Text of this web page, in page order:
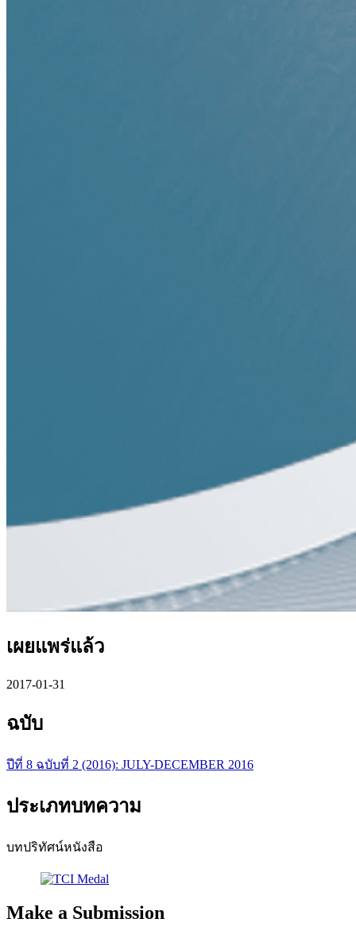
เผยแพร่แล้ว
2017-01-31
ฉบับ
ปีที่ 8 ฉบับที่ 2 (2016): JULY-DECEMBER 2016
ประเภทบทความ
บทปริทัศน์หนังสือ
Make a Submission